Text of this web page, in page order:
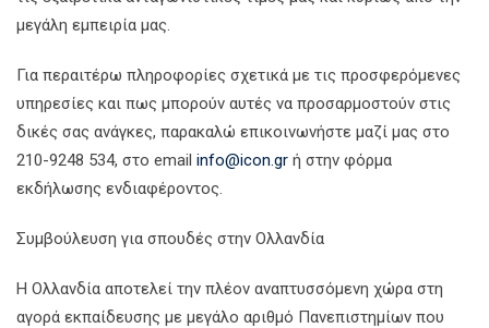
μεγάλη εμπειρία μας.
Για περαιτέρω πληροφορίες σχετικά με τις προσφερόμενες
υπηρεσίες και πως μπορούν αυτές να προσαρμοστούν στις
δικές σας ανάγκες, παρακαλώ επικοινωνήστε μαζί μας στο
210-9248 534, στο email info@icon.gr ή στην φόρμα
εκδήλωσης ενδιαφέροντος.
Συμβούλευση για σπουδές στην Ολλανδία
Η Ολλανδία αποτελεί την πλέον αναπτυσσόμενη χώρα στη
αγορά εκπαίδευσης με μεγάλο αριθμό Πανεπιστημίων που